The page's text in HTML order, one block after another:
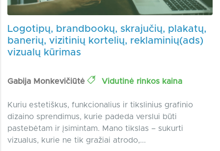
Logotipų, brandbookų, skrajučių, plakatų,
banerių, vizitinių kortelių, reklaminių(ads)
vizualų kūrimas
Gabija Monkevičiūtė Vidutinė rinkos kaina
Kuriu estetiškus, funkcionalius ir tikslinius grafinio
dizaino sprendimus, kurie padeda verslui būti
pastebėtam ir įsimintam. Mano tikslas – sukurti
vizualus, kurie ne tik gražiai atrodo,...